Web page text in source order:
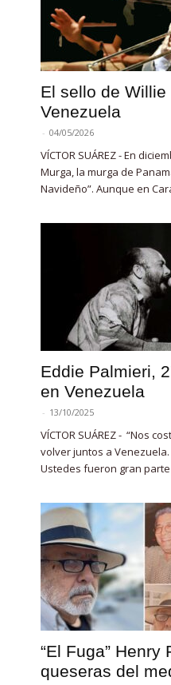
El sello de Willie
Venezuela
- 04/05/2026
VÍCTOR SUÁREZ - En
Murga, la murga de
Navideño”. Aunque en
Eddie Palmieri,
en Venezuela
- 13/10/2025
VÍCTOR SUÁREZ - “Nos
volver juntos a
Ustedes fueron gran parte
“El Fuga” Henry
queseras del